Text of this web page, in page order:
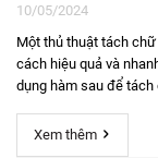
10/05/2024
Một thủ thuật tách
cách hiệu quả và
dụng hàm sau để tách
Xem thêm